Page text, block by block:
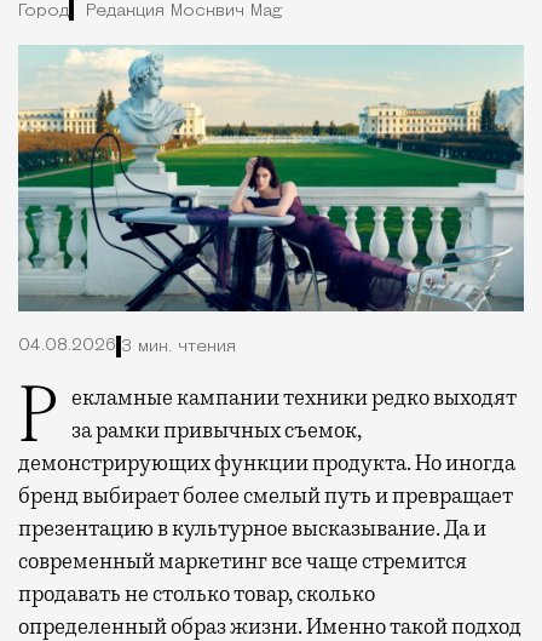
Город Редакция Москвич Mag
04.08.2026 3 мин. чтения
Рекламные кампании техники редко выходят
за рамки привычных съемок,
демонстрирующих функции продукта. Но иногда
бренд выбирает более смелый путь и превращает
презентацию в культурное высказывание. Да и
современный маркетинг все чаще стремится
продавать не столько товар, сколько
определенный образ жизни. Именно такой подход